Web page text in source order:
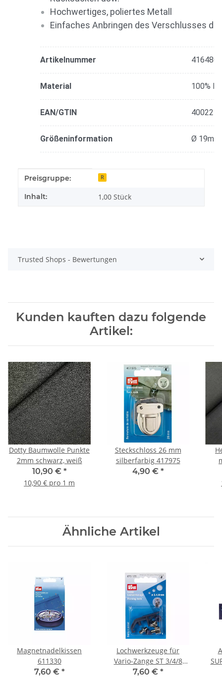
Hochwertiges, poliertes Metall
Einfaches Anbringen des Verschlusses
Artikelnummer 416480
Material 100%
EAN/GTIN
Größeninformation Ø 19mm
Produkteigenschaft
Wert
Preisgruppe: R
Inhalt: 1,00 Stück
Trusted Shops - Bewertungen
Kunden kauften dazu folgende
Artikel:
Dotty Baumwolle Punkte
2mm schwarz, weiß
10,90 € *
10,90 € pro 1 m
Steckschloss 26 mm
silberfarbig 417975
4,90 € *
Ähnliche Artikel
Magnetnadelkissen
611330
7,60 € *
Lochwerkzeuge für
Vario-Zange ST 3/4/8
mm 673125
7,60 € *